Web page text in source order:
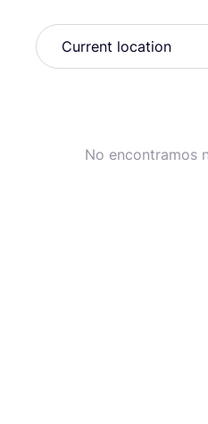
No encontramos